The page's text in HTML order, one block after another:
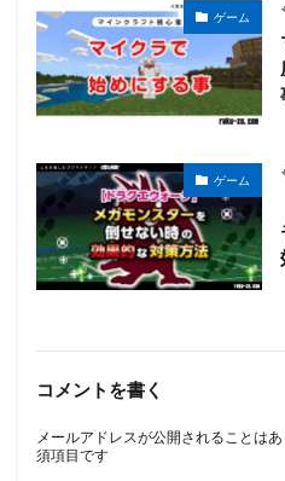
ゲーム
ゲーム
コメントを書く
メールアドレスが公開されることはあ
須項目です